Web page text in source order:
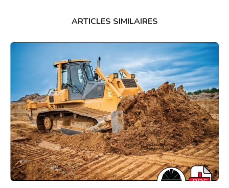
ARTICLES SIMILAIRES